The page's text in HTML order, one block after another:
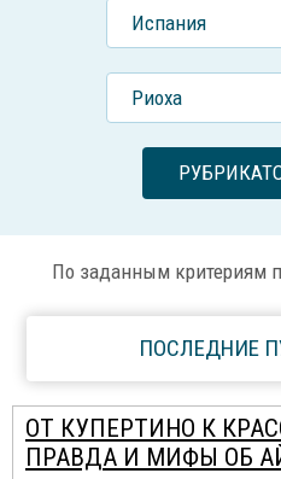
Испания
Риоха
По заданным критериям
ПОСЛЕДНИЕ
ОТ КУПЕРТИНО К
ПРАВДА И МИФЫ ОБ